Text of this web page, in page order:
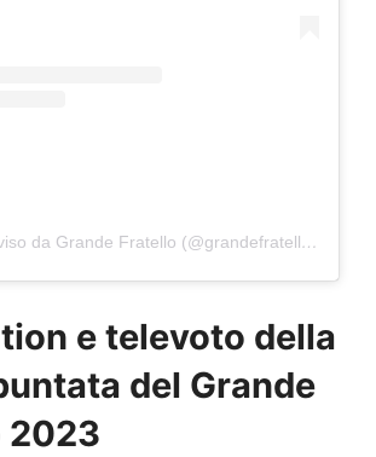
Un post condiviso da Grande Fratello (@grandefratellotv)
e televoto della
del Grande
2023